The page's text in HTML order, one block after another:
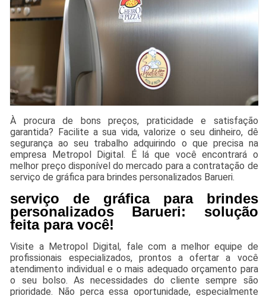
À procura de bons preços, praticidade e satisfação
garantida? Facilite a sua vida, valorize o seu dinheiro, dê
segurança ao seu trabalho adquirindo o que precisa na
empresa Metropol Digital. É lá que você encontrará o
melhor preço disponível do mercado para a contratação de
serviço de gráfica para brindes personalizados Barueri.
serviço de gráfica para brindes
personalizados Barueri: solução
feita para você!
Visite a Metropol Digital, fale com a melhor equipe de
profissionais especializados, prontos a ofertar a você
atendimento individual e o mais adequado orçamento para
o seu bolso. As necessidades do cliente sempre são
prioridade. Não perca essa oportunidade, especialmente